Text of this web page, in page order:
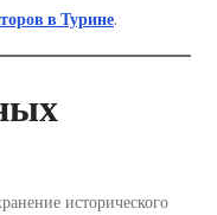
в Турине.
исторического